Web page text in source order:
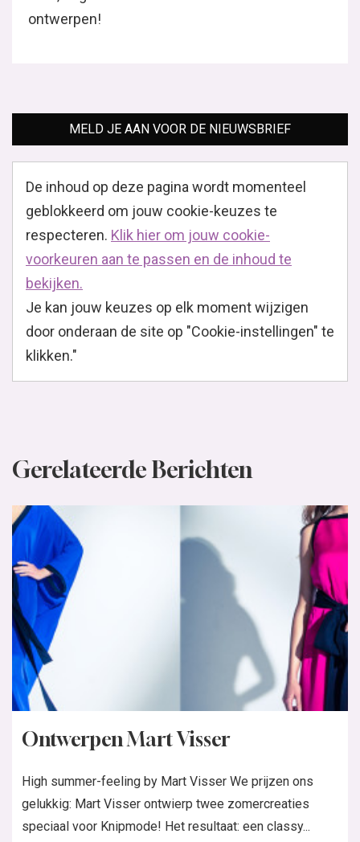
ontwerpen!
MELD JE AAN VOOR DE NIEUWSBRIEF
De inhoud op deze pagina wordt momenteel
geblokkeerd om jouw cookie-keuzes te
respecteren. Klik hier om jouw cookie-
voorkeuren aan te passen en de inhoud te
bekijken.
Je kan jouw keuzes op elk moment wijzigen
door onderaan de site op "Cookie-instellingen" te
klikken."
Gerelateerde Berichten
Ontwerpen Mart Visser
High summer-feeling by Mart Visser We prijzen ons
gelukkig: Mart Visser ontwierp twee zomercreaties
speciaal voor Knipmode! Het resultaat: een classy...